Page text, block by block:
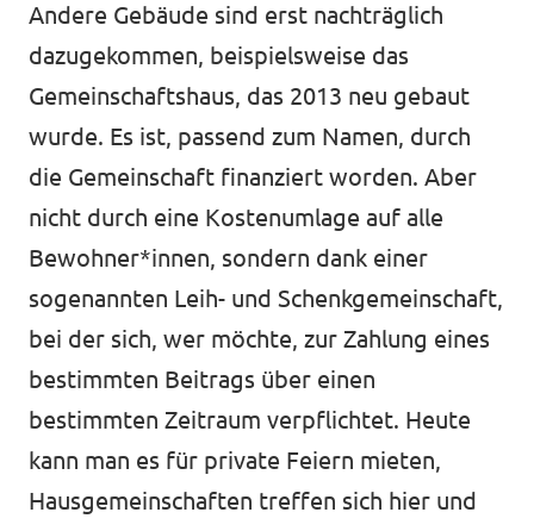
Andere Gebäude sind erst nachträglich
dazugekommen, beispielsweise das
Gemeinschaftshaus, das 2013 neu gebaut
wurde. Es ist, passend zum Namen, durch
die Gemeinschaft finanziert worden. Aber
nicht durch eine Kostenumlage auf alle
Bewohner*innen, sondern dank einer
sogenannten Leih- und Schenkgemeinschaft,
bei der sich, wer möchte, zur Zahlung eines
bestimmten Beitrags über einen
bestimmten Zeitraum verpflichtet. Heute
kann man es für private Feiern mieten,
Hausgemeinschaften treffen sich hier und